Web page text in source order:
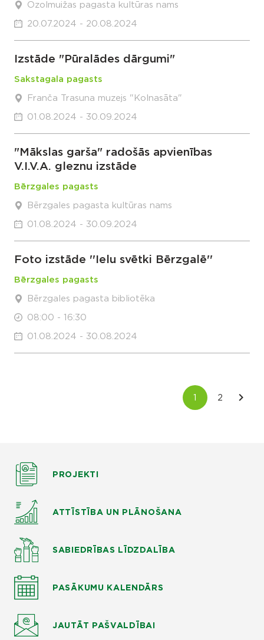
Ozolmuižas pagasta kultūras nams
20.07.2024 - 20.08.2024
Izstāde "Pūralādes dārgumi"
Sakstagala pagasts
Franča Trasuna muzejs "Kolnasāta"
01.08.2024 - 30.09.2024
"Mākslas garša" radošās apvienības
V.I.V.A. gleznu izstāde
Bērzgales pagasts
Bērzgales pagasta kultūras nams
01.08.2024 - 30.09.2024
Foto izstāde ''Ielu svētki Bērzgalē''
Bērzgales pagasts
Bērzgales pagasta bibliotēka
08:00 - 16:30
01.08.2024 - 30.08.2024
PROJEKTI
ATTĪSTĪBA UN PLĀNOŠANA
SABIEDRĪBAS LĪDZDALĪBA
PASĀKUMU KALENDĀRS
JAUTĀT PAŠVALDĪBAI